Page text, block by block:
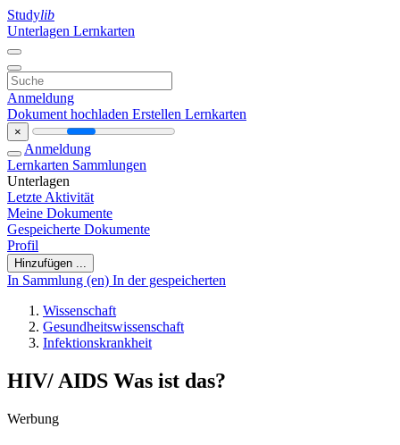
Studylib
Unterlagen Lernkarten
Anmeldung
Dokument hochladen Erstellen Lernkarten
×
Anmeldung
Lernkarten Sammlungen
Unterlagen
Letzte Aktivität
Meine Dokumente
Gespeicherte Dokumente
Profil
Hinzufügen ...
In Sammlung (en) In der gespeicherten
Wissenschaft
Gesundheitswissenschaft
Infektionskrankheit
HIV/ AIDS Was ist das?
Werbung